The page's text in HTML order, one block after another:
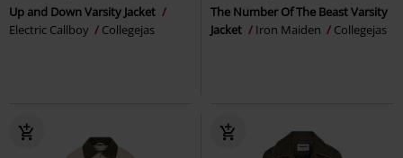
Up and Down Varsity Jacket
Electric Callboy
Collegejas
The Number Of The Beast Varsity
Jacket
Iron Maiden Collegejas